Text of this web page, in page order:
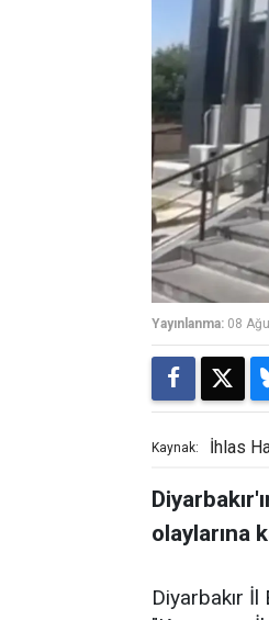
Yayınlanma: 08
Kaynak: İhlas
olaylarına
Diyarbakır